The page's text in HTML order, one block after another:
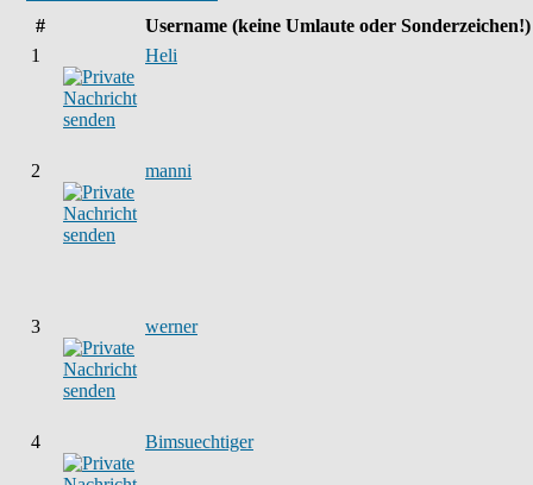
#
Username (keine Umlaute oder Sonderzeichen!)
1
Heli
2 manni
3 werner
4 Bimsuechtiger